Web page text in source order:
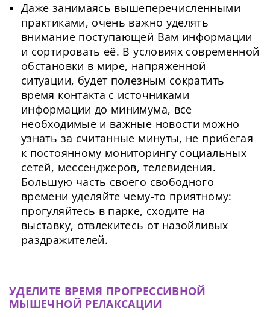
Сменить пароль!
Даже занимаясь вышеперечисленными
практиками, очень важно уделять
внимание поступающей Вам информации
и сортировать её. В условиях современной
обстановки в мире, напряженной
ситуации, будет полезным сократить
время контакта с источниками
информации до минимума, все
необходимые и важные новости можно
узнать за считанные минуты, не прибегая
к постоянному мониторингу социальных
сетей, мессенджеров, телевидения.
Большую часть своего свободного
времени уделяйте чему-то приятному:
прогуляйтесь в парке, сходите на
выставку, отвлекитесь от назойливых
раздражителей.
УДЕЛИТЕ ВРЕМЯ ПРОГРЕССИВНОЙ
МЫШЕЧНОЙ РЕЛАКСАЦИИ